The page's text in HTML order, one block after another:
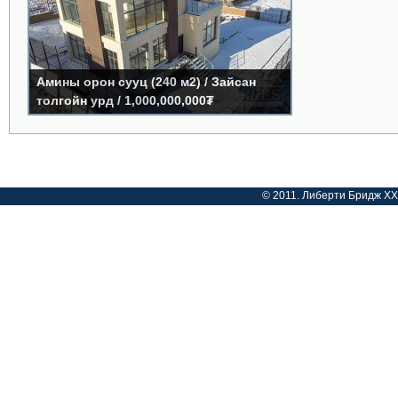
Үнэ:1,000,000,000₮
Код:AS2520
Дулаан гражтай
Дэлгэрэнгүй »
Амины орон сууц (240 м2) / Зайсан
толгойн урд / 1,000,000,000₮
© 2011. Либерти Бридж